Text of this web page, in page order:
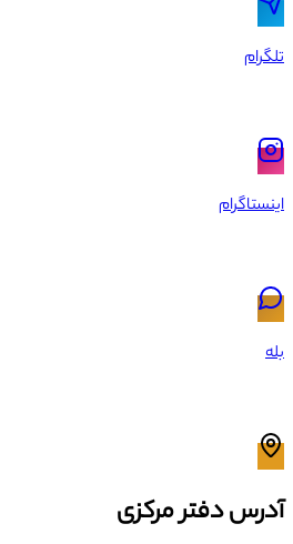
تلگرام
اینستاگرام
بله
آدرس دفتر مرکزی